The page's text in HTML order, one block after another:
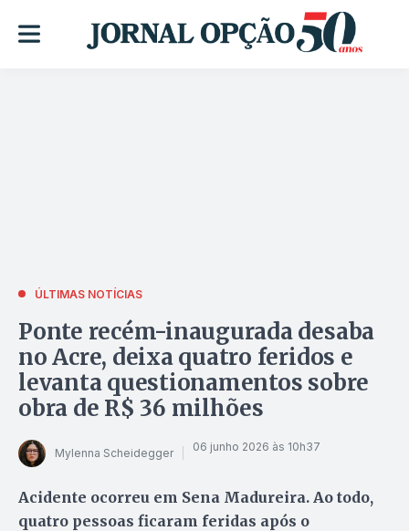
ÚLTIMAS NOTÍCIAS
Ponte recém-inaugurada desaba
no Acre, deixa quatro feridos e
levanta questionamentos sobre
obra de R$ 36 milhões
Mylenna Scheidegger 06 junho 2026 às 10h37
Acidente ocorreu em Sena Madureira. Ao todo,
quatro pessoas ficaram feridas após o